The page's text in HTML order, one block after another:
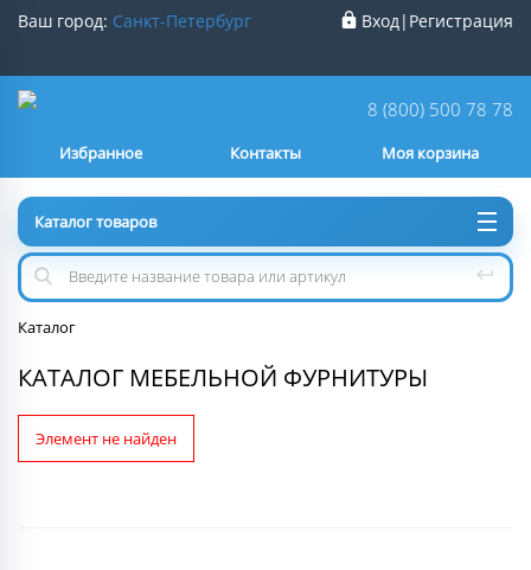
Ваш город: Санкт-Петербург
Нет
Вход| Регистрация
8 (800) 500 78 78
Контакты
Избранное Моя корзина
Каталог товаров
Каталог
КАТАЛОГ МЕБЕЛЬНОЙ ФУРНИТУРЫ
Элемент не найден